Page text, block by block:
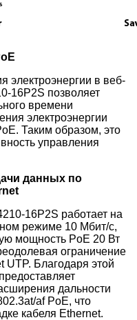
электроэнергии в веб-
16P2S позволяет
времени
электроэнергии
Таким образом, это
управления
данных по
16P2S работает на
режиме 10 Мбит/с,
мощность PoE 20 Вт
ограничение
UTP. Благодаря этой
дальности
af PoE, что
кабеля Ethernet.